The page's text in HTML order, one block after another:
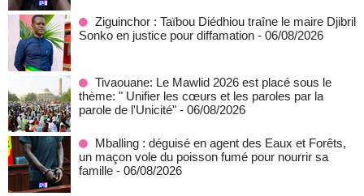
Ziguinchor : Taïbou Diédhiou traîne le maire Djibril
Sonko en justice pour diffamation - 06/08/2026
Tivaouane: Le Mawlid 2026 est placé sous le
thème: " Unifier les cœurs et les paroles par la
parole de l'Unicité" - 06/08/2026
Mballing : déguisé en agent des Eaux et Forêts,
un maçon vole du poisson fumé pour nourrir sa
famille - 06/08/2026